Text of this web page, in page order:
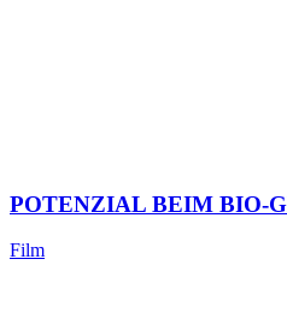
POTENZIAL BEIM BIO-
Film